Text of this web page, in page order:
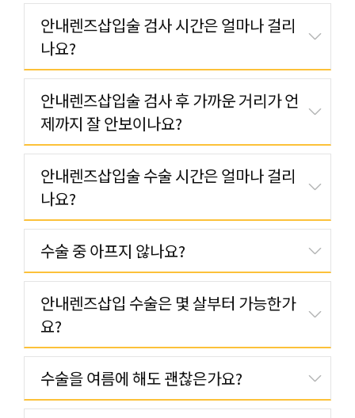
안내렌즈삽입술 검사 시간은 얼마나 걸리
나요?
안내렌즈삽입술 검사 후 가까운 거리가 언
제까지 잘 안보이나요?
안내렌즈삽입술 수술 시간은 얼마나 걸리
나요?
수술 중 아프지 않나요?
안내렌즈삽입 수술은 몇 살부터 가능한가
요?
수술을 여름에 해도 괜찮은가요?